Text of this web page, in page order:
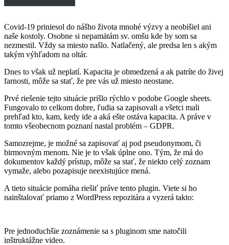
Covid-19 priniesol do nášho života mnohé výzvy a neobišiel ani
naše kostoly. Osobne si nepamätám sv. omšu kde by som sa
nezmestil. Vždy sa miesto našlo. Natlačený, ale predsa len s akým
takým výhľadom na oltár.
Dnes to však už neplatí. Kapacita je obmedzená a ak patríte do živej
farnosti, môže sa stať, že pre vás už miesto neostane.
Prvé riešenie tejto situácie prišlo rýchlo v podobe Google sheets.
Fungovalo to celkom dobre, ľudia sa zapisovali a všetci mali
prehľad kto, kam, kedy ide a aká ešte ostáva kapacita. A práve v
tomto všeobecnom poznaní nastal problém – GDPR.
Samozrejme, je možné sa zapisovať aj pod pseudonymom, či
birmovným menom. Nie je to však úplne ono. Tým, že má do
dokumentov každý prístup, môže sa stať, že niekto celý zoznam
vymaže, alebo pozapisuje neexistujúce mená.
A tieto situácie pomáha riešiť práve tento plugin. Viete si ho
nainštalovať priamo z WordPress repozitára a vyzerá takto:
Pre jednoduchšie zoznámenie sa s pluginom sme natočili
inštruktážne video.